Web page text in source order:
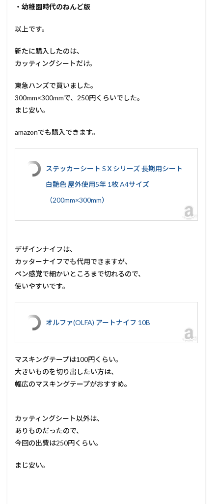
・幼稚園時代のねんど版
以上です。
新たに購入したのは、
カッティングシートだけ。
東急ハンズで買いました。
300mm×300mmで、250円くらいでした。
まじ安い。
amazonでも購入できます。
ステッカーシート SＸシリーズ 長期用シート
白艶色 屋外使用5年 1枚 A4サイズ
（200mm×300mm）
デザインナイフは、
カッターナイフでも代用できますが、
ペン感覚で細かいところまで切れるので、
使いやすいです。
オルファ(OLFA) アートナイフ 10B
マスキングテープは100円くらい。
大きいものを切り出したい方は、
幅広のマスキングテープがおすすめ。
カッティングシート以外は、
ありものだったので、
今回の出費は250円くらい。
まじ安い。